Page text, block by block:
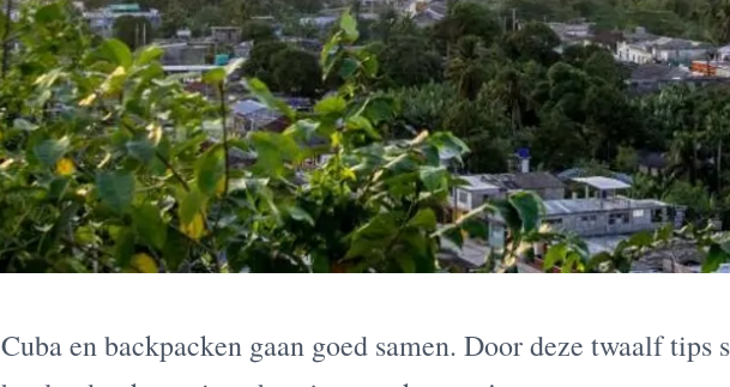
Cuba en backpacken gaan goed samen. Door deze twaalf tips